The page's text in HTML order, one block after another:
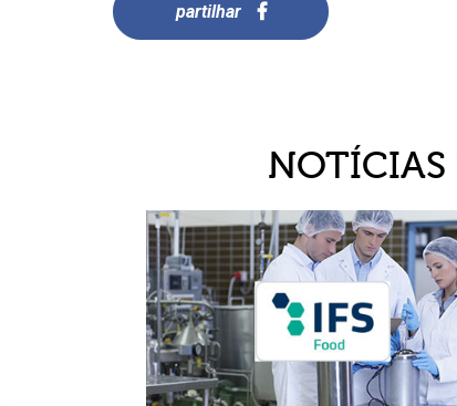
partilhar
NOTÍCIAS